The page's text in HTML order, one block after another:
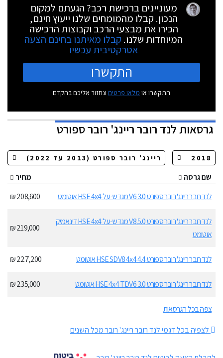
מעוניינים ברכישת רכב? הגעתם למקום
הנכון. קבלו מהמומחים שלנו ייעוץ חינם,
הכירו את מבצעי הרכב וקבוצות הרכישה
המיוחדות שלנו. קבלו מאיתנו בחינם הצעה
אטרקטיבית עכשיו
התקשרו
התקשרו או מלאו פרטים ונחזור אליכם בהקדם
גרסאותלנד רובר ריינג' רובר ספורט
שם גרסה
מחיר
לנד רובר ריינג' רובר ספורט 3.0 V6 מגדש-על HSE 4x4 אוטומט
208,600 ₪
לנד רובר ריינג' רובר ספורט 5.0 V8 מגדש-על HSE 4x4 דינאמיק
אוטומט
219,000 ₪
לנד רובר ריינג' רובר ספורט 4.4 HSE SDV8 4x4 אוטומט 227,200 ₪
לנד רובר ריינג' רובר ספורט 3.0 HSE 4x4 TDV6 אוטומט 235,000 ₪
צפה בכל הגרסאות
לצפיה בכל דגמי לנד רובר ריינג' רובר מכל השנים